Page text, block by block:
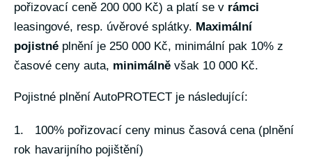
pořizovací ceně 200 000 Kč) a platí se v rámci
leasingové, resp. úvěrové splátky. Maximální
pojistné plnění je 250 000 Kč, minimální pak 10% z
časové ceny auta, minimálně však 10 000 Kč.
Pojistné plnění AutoPROTECT je následující:
1.
rok
100% pořizovací ceny minus časová cena (plnění
havarijního pojištění)